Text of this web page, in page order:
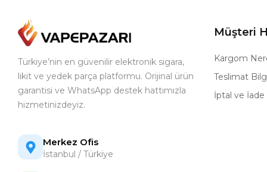
Türkiye’nin en güvenilir elektronik sigara,
likit ve yedek parça platformu. Orijinal ürün
garantisi ve WhatsApp destek hattımızla
hizmetinizdeyiz.
Merkez Ofis
İstanbul / Türkiye
Müşteri
Kargom
Teslimat
İptal ve İade